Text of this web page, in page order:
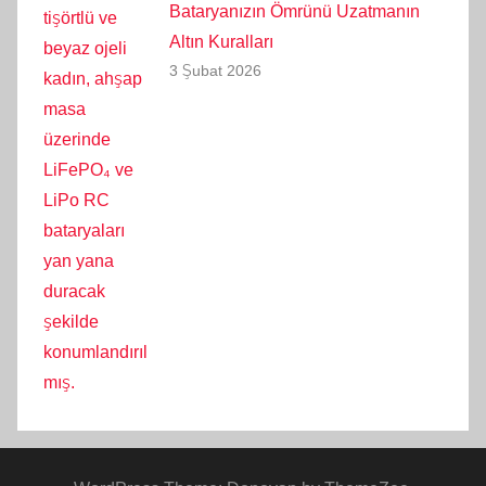
Bataryanızın Ömrünü Uzatmanın
Altın Kuralları
3 Şubat 2026